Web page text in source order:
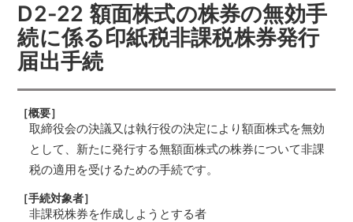
D2-22 額面株式の株券の無効手
続に係る印紙税非課税株券発行
届出手続
［概要］
取締役会の決議又は執行役の決定により額面株式を無効
として、新たに発行する無額面株式の株券について非課
税の適用を受けるための手続です。
［手続対象者］
非課税株券を作成しようとする者